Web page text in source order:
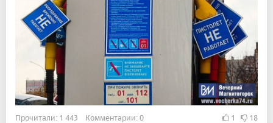
Прочитали: 1 443 Комментарии: 0 1 18